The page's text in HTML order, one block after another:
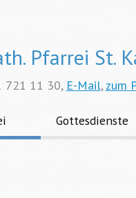
Pfarrei
721 11 30, E-Mail,zum
Gottesdienste